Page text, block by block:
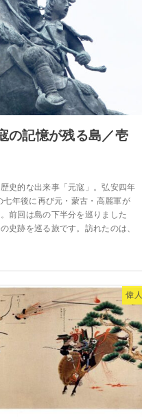
の記憶が残る島／壱
史的な出来事「元寇」。弘安四年
七年後に再び元・蒙古・高麗軍が
前回は島の下半分を巡りました
史跡を巡る旅です。訪れたのは、
偉人